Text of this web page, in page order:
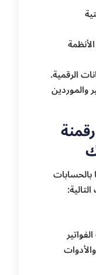
الرقمية.
والموردين
بالحسابات